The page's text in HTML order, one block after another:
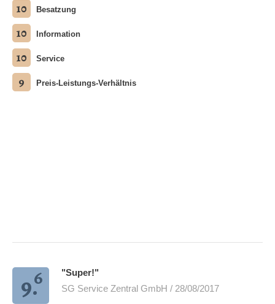
10 Besatzung
10 Information
10 Service
9 Preis-Leistungs-Verhältnis
9.6
"Super!"
SG Service Zentral GmbH / 28/08/2017